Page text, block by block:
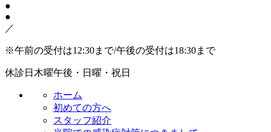
●
●
／
※午前の受付は12:30まで/午後の受付は18:30まで
休診日 木曜午後・日曜・祝日
ホーム
初めての方へ
スタッフ紹介